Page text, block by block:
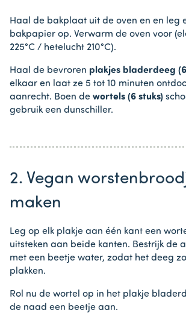
Haal de bakplaat uit de oven en en leg
bakpapier op. Verwarm de oven voor
225°C / hetelucht 210°C).
Haal de bevroren plakjes bladerdeeg
elkaar en laat ze 5 tot 10 minuten
aanrecht. Boen de wortels (6 stuks)
gebruik een dunschiller.
2. Vegan
maken
Leg op elk plakje aan één kant een
uitsteken aan beide kanten. Bestrijk de
met een beetje water, zodat het deeg
plakken.
Rol nu de wortel op in het plakje
de naad een beetje aan.